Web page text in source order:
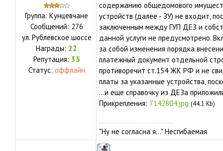
Группа: Кунцевчане
Сообщений: 276
ул. Рублевское шоссе
Награды: 22
Репутация: 35
Статус: оффлайн
содержанию общедомового
устройств (далее - ЗУ) не входит,
заключенным между ГУП ДЕЗ и
данной услуги не предусмотрено.
за собой изменения порядка
платежный документ отдельной
противоречит ст.154 ЖК РФ и не
платы за указанные устройства,
...и еще справочку из ДЕЗа
Прикрепления: 7142804.jpg (44.1 Kb)
"Ну не согласна я..." Несгибаемая